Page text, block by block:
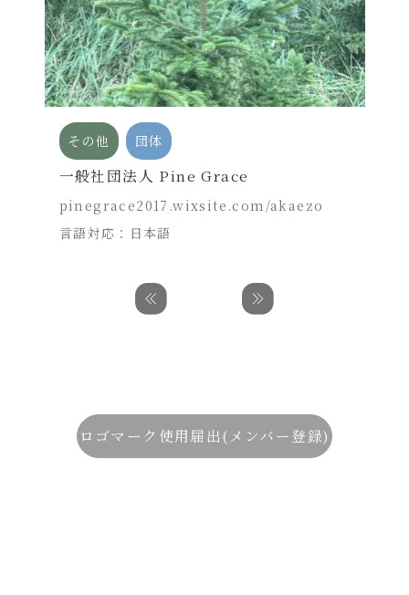
その他 団体
一般社団法人 Pine Grace
pinegrace2017.wixsite.com/akaezo
言語対応：日本語
ロゴマーク使用届出(メンバー登録)